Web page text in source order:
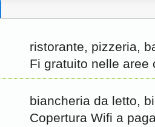
ristorante, pizzeria,
Fi gratuito nelle aree
biancheria da letto,
Copertura Wifi a